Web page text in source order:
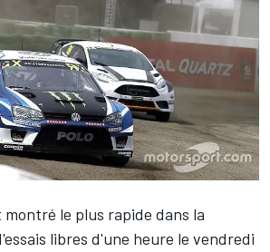
le plus rapide dans la
libres d'une heure le vendredi